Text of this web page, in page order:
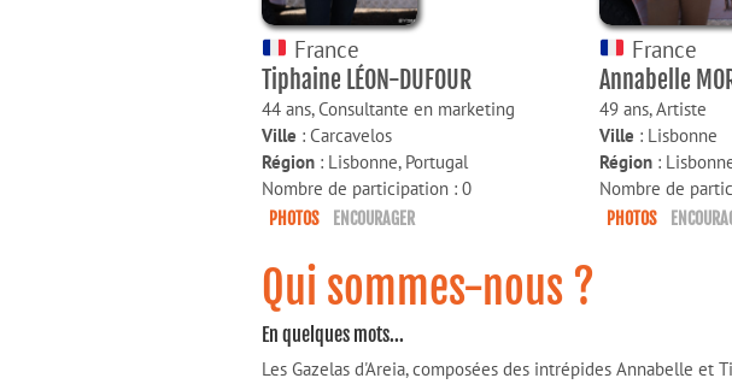
France
Tiphaine LÉON-DUFOUR
44 ans,Consultante en marketing
Ville : Carcavelos
Région : Lisbonne, Portugal
Nombre de participation : 0
PHOTOS ENCOURAGER
France
Annabelle
49 ans,Artiste
Ville : Lisbonne
Région:
Nombre de
PHOTOS
Qui sommes-nous ?
En quelques mots...
Les Gazelas d'Areia, composées des intrépides Annabelle